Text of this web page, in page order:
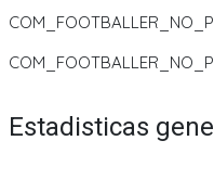
Estadisticas